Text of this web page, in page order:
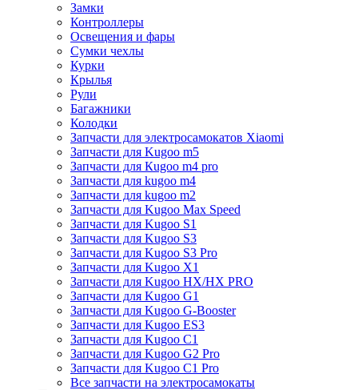
Замки
Контроллеры
Освещения и фары
Сумки чехлы
Курки
Крылья
Рули
Багажники
Колодки
Запчасти для электросамокатов Xiaomi
Запчасти для Kugoo m5
Запчасти для Кugoo m4 pro
Запчасти для kugoo m4
Запчасти для kugoo m2
Запчасти для Kugoo Max Speed
Запчасти для Kugoo S1
Запчасти для Kugoo S3
Запчасти для Kugoo S3 Pro
Запчасти для Kugoo X1
Запчасти для Kugoo HX/HX PRO
Запчасти для Kugoo G1
Запчасти для Kugoo G-Booster
Запчасти для Kugoo ES3
Запчасти для Kugoo C1
Запчасти для Kugoo G2 Pro
Запчасти для Kugoo C1 Pro
Все запчасти на электросамокаты